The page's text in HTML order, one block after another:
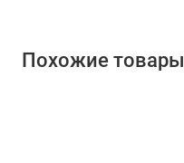
Похожие товары